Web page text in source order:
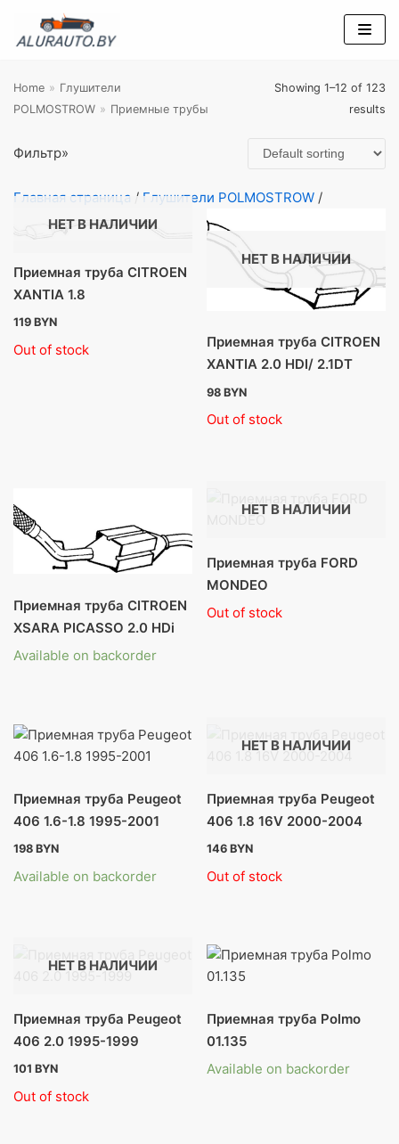
Перейти
к
Подбор глушителя POLMOSTROW
Каталог FERROZ
Каталог CBD
Каталог EDEX
Каталог BOSAL
Гофры глушителя
Заменители катализатора
Катализаторы
Пламегасители
Ремонт глушителя
Щетки стеклоочистителя
Хомуты винтовые
Home » Глушители
POLMOSTROW » Приемные трубы
Showing 1–12 of 123
results
Фильтр»
Главная страница / Глушители POLMOSTROW /
НЕТ В НАЛИЧИИ
Приемная труба CITROEN
XANTIA 1.8
119 BYN
Out of stock
НЕТ В НАЛИЧИИ
Приемная труба CITROEN
XANTIA 2.0 HDI/ 2.1DТ
98BYN
Out of stock
Приемная труба CITROEN
XSARA PICASSO 2.0 HDi
Available on backorder
НЕТ В НАЛИЧИИ
Приемная труба FORD
MONDEO
Out of stock
Приемная труба Peugeot
406 1.6-1.8 1995-2001
198 BYN
Available on backorder
НЕТ В НАЛИЧИИ
Приемная труба Peugeot
406 1.8 16V 2000-2004
146BYN
Out of stock
НЕТ В НАЛИЧИИ
Приемная труба Peugeot
406 2.0 1995-1999
101 BYN
Out of stock
Приемная труба Polmo
01.135
Available on backorder